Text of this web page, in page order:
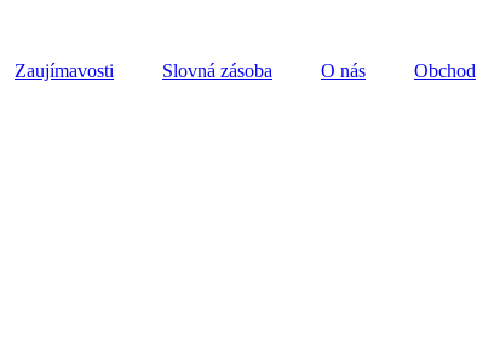
Zaujímavosti Slovná zásoba O nás Obchod